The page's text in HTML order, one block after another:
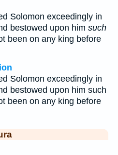
Solomon exceedingly in
bestowed upon him such
been on any king before
Solomon exceedingly in
bestowed upon him such
been on any king before